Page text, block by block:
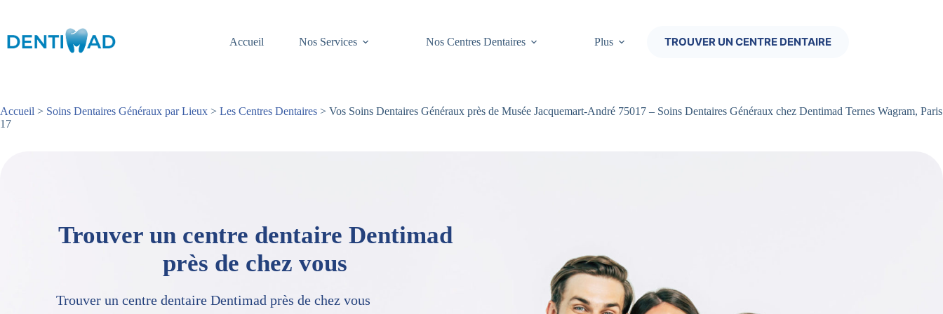
Accueil
Nos Services Nos Centres Dentaires Plus TROUVER UN CENTRE DENTAIRE
Accueil > Soins Dentaires Généraux par Lieux > Les Centres Dentaires > Vos Soins Dentaires Généraux près de Musée Jacquemart-André 75017 – Soins Dentaires Généraux chez Dentimad Ternes Wagram, Paris
17
Trouver un centre dentaire Dentimad
près de chez vous
Trouver un centre dentaire Dentimad près de chez vous